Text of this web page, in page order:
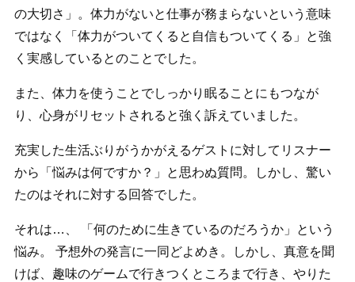
の大切さ」。体力がないと仕事が務まらないという意味
ではなく「体力がついてくると自信もついてくる」と強
く実感しているとのことでした。
また、体力を使うことでしっかり眠ることにもつなが
り、心身がリセットされると強く訴えていました。
充実した生活ぶりがうかがえるゲストに対してリスナー
から「悩みは何ですか？」と思わぬ質問。しかし、驚い
たのはそれに対する回答でした。
それは…、 「何のために生きているのだろうか」という
悩み。 予想外の発言に一同どよめき。しかし、真意を聞
けば、趣味のゲームで行きつくところまで行き、やりた